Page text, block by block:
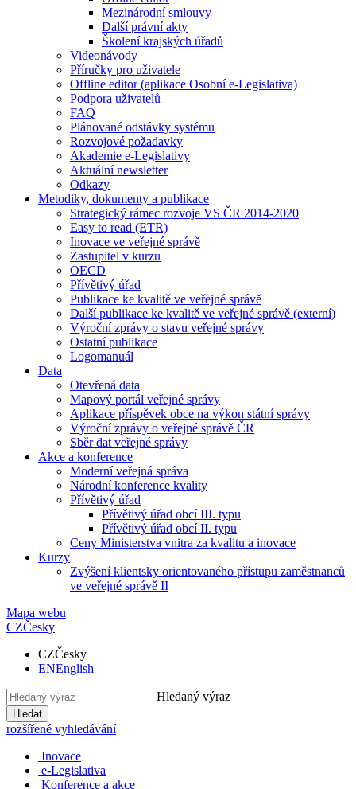
Mezinárodní smlouvy
Další právní akty
Školení krajských úřadů
Videonávody
Příručky pro uživatele
Offline editor (aplikace Osobní e-Legislativa)
Podpora uživatelů
FAQ
Plánované odstávky systému
Rozvojové požadavky
Akademie e-Legislativy
Aktuální newsletter
Odkazy
Metodiky, dokumenty a publikace
Strategický rámec rozvoje VS ČR 2014-2020
Easy to read (ETR)
Inovace ve veřejné správě
Zastupitel v kurzu
OECD
Přívětivý úřad
Publikace ke kvalitě ve veřejné správě
Další publikace ke kvalitě ve veřejné správě (externí)
Výroční zprávy o stavu veřejné správy
Ostatní publikace
Logomanuál
Data
Otevřená data
Mapový portál veřejné správy
Aplikace příspěvek obce na výkon státní správy
Výroční zprávy o veřejné správě ČR
Sběr dat veřejné správy
Akce a konference
Moderní veřejná správa
Národní konference kvality
Přívětivý úřad
Přívětivý úřad obcí III. typu
Přívětivý úřad obcí II. typu
Ceny Ministerstva vnitra za kvalitu a inovace
Kurzy
Zvýšení klientsky orientovaného přístupu zaměstnanců
ve veřejné správě II
Mapa webu
CZČesky
CZČesky
ENEnglish
Hledaný výraz
Hledat
rozšířené vyhledávání
Inovace
e-Legislativa
Konference a akce